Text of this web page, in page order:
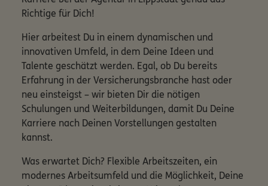
Richtige für Dich!
Hier arbeitest Du in einem dynamischen und
innovativen Umfeld, in dem Deine Ideen und
Talente geschätzt werden. Egal, ob Du bereits
Erfahrung in der Versicherungsbranche hast oder
neu einsteigst – wir bieten Dir die nötigen
Schulungen und Weiterbildungen, damit Du Deine
Karriere nach Deinen Vorstellungen gestalten
kannst.
Was erwartet Dich? Flexible Arbeitszeiten, ein
modernes Arbeitsumfeld und die Möglichkeit, Deine